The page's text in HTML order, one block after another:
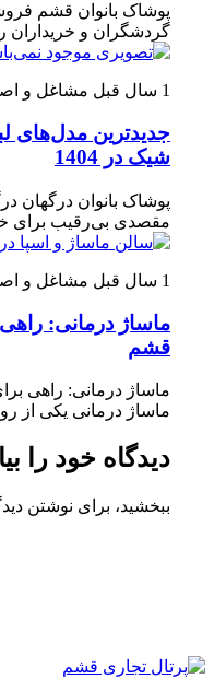
پوشاک بانوان قشم
گردشگران و خریداران
1 سال قبل مشاغل و
جدیدترین مدل‌های
شیک در 1404
پوشاک بانوان درگهان
مقصدی بی‌رقیب برای
1 سال قبل مشاغل و
ماساژ درمانی:
قشم
ماساژ درمانی: راهی
ماساژ درمانی یکی از
دیدگاه خود را
ببخشید، برای نوشتن